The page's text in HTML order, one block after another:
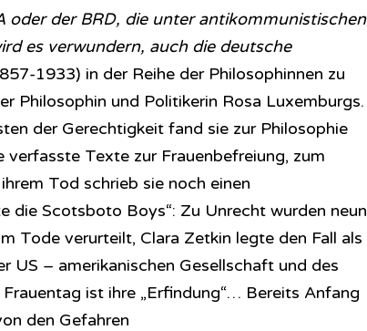
oder der BRD, die unter antikommunistischen
es verwundern, auch die deutsche
1933) in der Reihe der Philosophinnen zu
Philosophin und Politikerin Rosa Luxemburgs.
der Gerechtigkeit fand sie zur Philosophie
verfasste Texte zur Frauenbefreiung, zum
Tod schrieb sie noch einen
die Scotsboto Boys“: Zu Unrecht wurden neun
Tode verurteilt, Clara Zetkin legte den Fall als
US – amerikanischen Gesellschaft und des
ist ihre „Erfindung“… Bereits Anfang
den Gefahren